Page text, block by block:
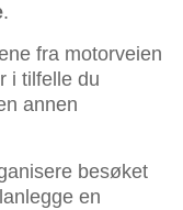
.
fra motorveien
i tilfelle du
annen
besøket
en